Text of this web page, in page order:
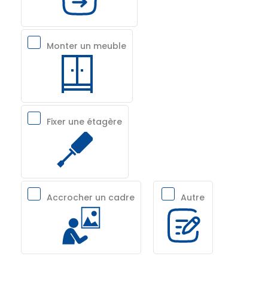
Monter un meuble
Fixer une étagère
Accrocher un cadre Autre